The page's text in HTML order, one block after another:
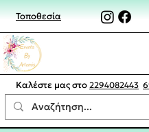
Τοποθεσία
Καλέστε μας στο 2294082443